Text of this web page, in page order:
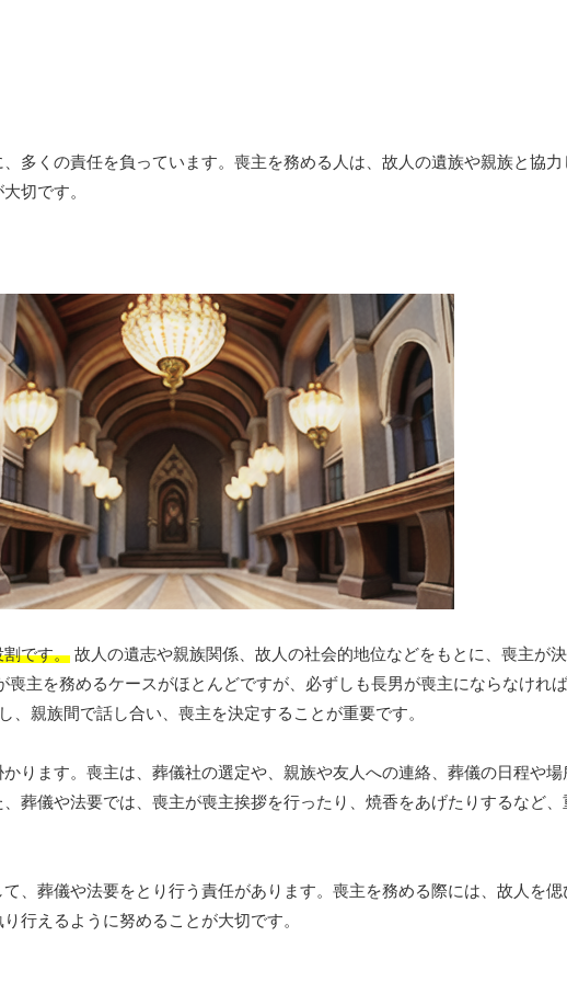
多くの責任を負っています。喪主を務める人は、故人の遺族や親族と協
切です。
割です。 故人の遺志や親族関係、故人の社会的地位などをもとに、喪主が
主を務めるケースがほとんどですが、必ずしも長男が喪主にならなけれ
親族間で話し合い、喪主を決定することが重要です。
ります。喪主は、葬儀社の選定や、親族や友人への連絡、葬儀の日程や場
葬儀や法要では、喪主が喪主挨拶を行ったり、焼香をあげたりするなど、
、葬儀や法要をとり行う責任があります。喪主を務める際には、故人を
行えるように努めることが大切です。